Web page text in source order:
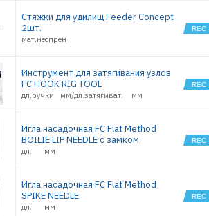
Стяжки для удилищ Feeder Concept
2шт.
мат.неопрен
Инструмент для затягивания узлов
FC HOOK RIG TOOL
дл.ручки мм/дл.затягиват. мм
Игла насадочная FC Flat Method
BOILIE LIP NEEDLE с замком
дл. мм
Игла насадочная FC Flat Method
SPIKE NEEDLE
дл. мм